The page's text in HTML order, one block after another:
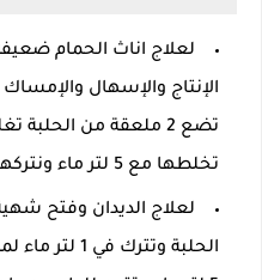
لعلاج اناث الحمام
الإنتاج والإسهال
تخلطها مع 5 لتر ماء ونتركها تبرد وتقدم للحمام.